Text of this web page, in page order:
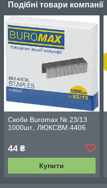
Подібні товари компанії
Скоби Buromax № 23/13
1000шт., ЛЮКСВМ.4406
44 ₴
Купити